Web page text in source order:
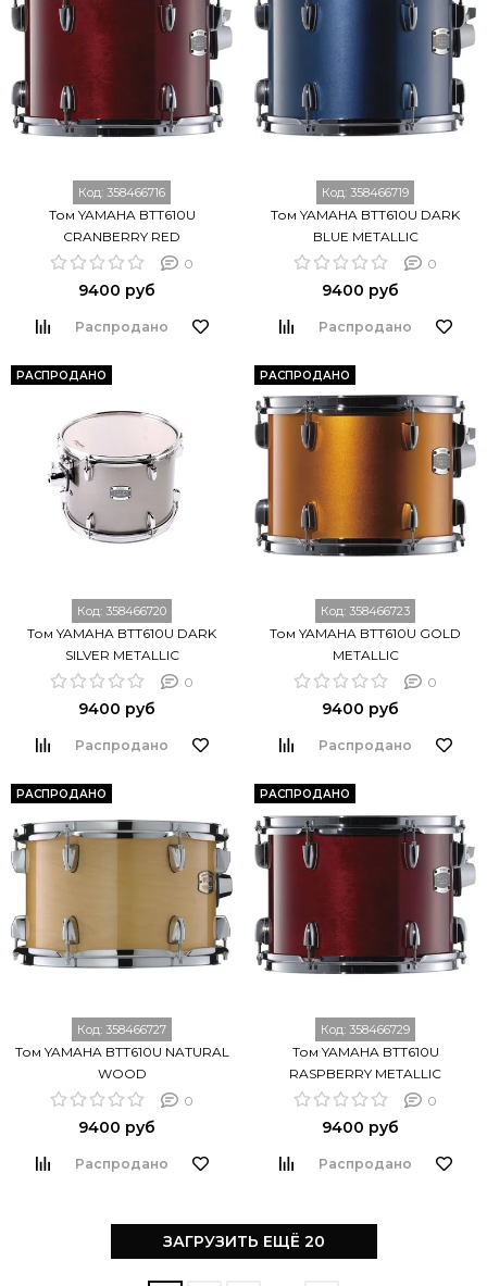
Код: 358466716
Том YAMAHA BTT610U
CRANBERRY RED
0
9400 руб
Распродано
Код: 358466719
Том YAMAHA BTT610U DARK
BLUE METALLIC
0
9400 руб
Распродано
РАСПРОДАНО
Код: 358466720
Том YAMAHA BTT610U DARK
SILVER METALLIC
0
9400 руб
Распродано
РАСПРОДАНО
Код: 358466723
Том YAMAHA BTT610U GOLD
METALLIC
0
9400 руб
Распродано
РАСПРОДАНО
Код: 358466727
Том YAMAHA BTT610U NATURAL
WOOD
0
9400 руб
Распродано
РАСПРОДАНО
Код: 358466729
Том YAMAHA BTT610U
RASPBERRY METALLIC
0
9400 руб
Распродано
ЗАГРУЗИТЬ ЕЩЁ 20